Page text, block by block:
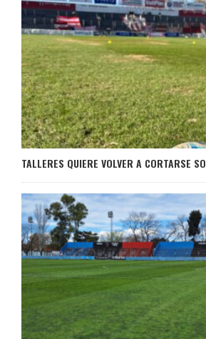
TALLERES QUIERE VOLVER A CORTARSE